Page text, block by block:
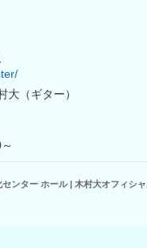
大（ギター）
ンター ホール | 木村大オフィシ